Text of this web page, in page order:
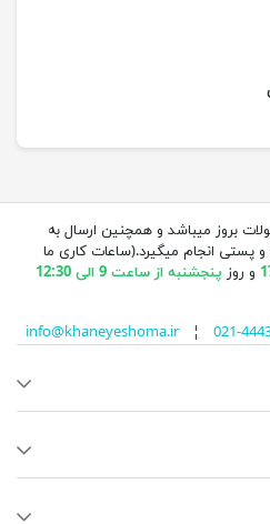
بروز میباشد و همچنین ارسال به
پستی انجام میگیرد.(ساعات کاری ما
و روز پنجشنبه از ساعت 9 الی 12:30
info@khaneyeshoma.ir¦ 021-